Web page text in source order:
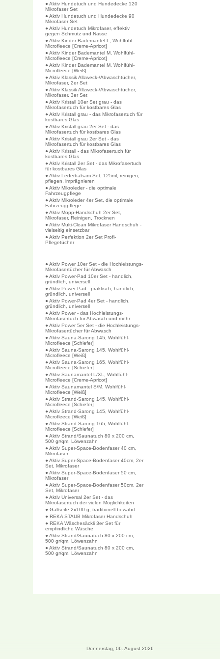
● Aktiv Hundetuch und Hundedecke 120
Mikrofaser Set
● Aktiv Hundetuch und Hundedecke 90
Mikrofaser Set
● Aktiv Hundetuch Mikrofaser, effektiv
gegen Schmutz und Nässe
● Aktiv Kinder Bademantel L, Wohlfühl-
Microfleece [Creme-Apricot]
● Aktiv Kinder Bademantel M, Wohlfühl-
Microfleece [Creme-Apricot]
● Aktiv Kinder Bademantel M, Wohlfühl-
Microfleece [Weiß]
● Aktiv Klassik Allzweck-/Abwaschtücher,
Mikrofaser, 2er Set
● Aktiv Klassik Allzweck-/Abwaschtücher,
Mikrofaser, 3er Set
● Aktiv Kristall 10er Set grau - das
Mikrofasertuch für kostbares Glas
● Aktiv Kristall grau - das Mikrofasertuch für
kostbares Glas
● Aktiv Kristall grau 2er Set - das
Mikrofasertuch für kostbares Glas
● Aktiv Kristall grau 2er Set - das
Mikrofasertuch für kostbares Glas
● Aktiv Kristall - das Mikrofasertuch für
kostbares Glas
● Aktiv Kristall 2er Set - das Mikrofasertuch
für kostbares Glas
● Aktiv Lederbalsam Set, 125ml, reinigen,
pflegen, imprägnieren
● Aktiv Mikroleder - die optimale
Fahrzeugpflege
● Aktiv Mikroleder 4er Set, die optimale
Fahrzeugpflege
● Aktiv Mopp-Handschuh 2er Set,
Mikrofaser, Reinigen, Trocknen
● Aktiv Multi-Clean Mikrofaser Handschuh -
vielseitig einsetzbar
● Aktiv Perfektion 2er Set Profi-
Pflegetücher
● Aktiv Power 10er Set - die Hochleistungs-
Mikrofasertücher für Abwasch
● Aktiv Power-Pad 10er Set - handlich,
gründlich, universell
● Aktiv Power-Pad - praktisch, handlich,
gründlich, universell
● Aktiv Power-Pad 4er Set - handlich,
gründlich, universell
● Aktiv Power - das Hochleistungs-
Mikrofasertuch für Abwasch und mehr
● Aktiv Power 5er Set - die Hochleistungs-
Mikrofasertücher für Abwasch
● Aktiv Sauna-Sarong 145, Wohlfühl-
Microfleece [Schiefer]
● Aktiv Sauna-Sarong 145, Wohlfühl-
Microfleece [Weiß]
● Aktiv Sauna-Sarong 165, Wohlfühl-
Microfleece [Schiefer]
● Aktiv Saunamantel L/XL, Wohlfühl-
Microfleece [Creme-Apricot]
● Aktiv Saunamantel S/M, Wohlfühl-
Microfleece [Weiß]
● Aktiv Strand-Sarong 145, Wohlfühl-
Microfleece [Schiefer]
● Aktiv Strand-Sarong 145, Wohlfühl-
Microfleece [Weiß]
● Aktiv Strand-Sarong 165, Wohlfühl-
Microfleece [Schiefer]
● Aktiv Strand/Saunatuch 80 x 200 cm,
500 gr/qm, Löwenzahn
● Aktiv Super-Space-Bodenfaser 40 cm,
Mikrofaser
● Aktiv Super-Space-Bodenfaser 40cm, 2er
Set, Mikrofaser
● Aktiv Super-Space-Bodenfaser 50 cm,
Mikrofaser
● Aktiv Super-Space-Bodenfaser 50cm, 2er
Set, Mikrofaser
● Aktiv Universal 2er Set - das
Mikrofasertuch der vielen Möglichkeiten
● Gallseife 2x100 g, traditionell bewährt
● REKA STAUB Mikrofaser Handschuh
● REKA Wäschesäckli 3er Set für
empfindliche Wäsche
● Aktiv Strand/Saunatuch 80 x 200 cm,
500 gr/qm, Löwenzahn
● Aktiv Strand/Saunatuch 80 x 200 cm,
500 gr/qm, Löwenzahn
Donnerstag, 06. August 2026